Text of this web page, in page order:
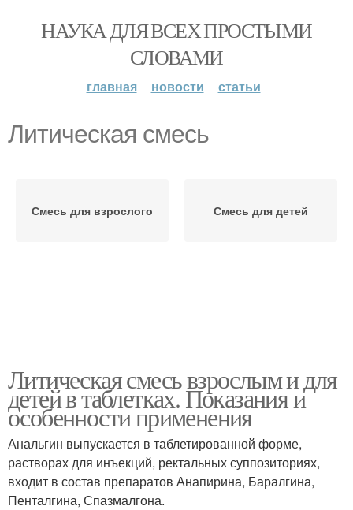
НАУКА ДЛЯ ВСЕХ ПРОСТЫМИ
СЛОВАМИ
главная новости статьи
Литическая смесь
Смесь для взрослого Смесь для детей
Литическая смесь взрослым и для
детей в таблетках. Показания и
особенности применения
Анальгин выпускается в таблетированной форме,
растворах для инъекций, ректальных суппозиториях,
входит в состав препаратов Анапирина, Баралгина,
Пенталгина, Спазмалгона.